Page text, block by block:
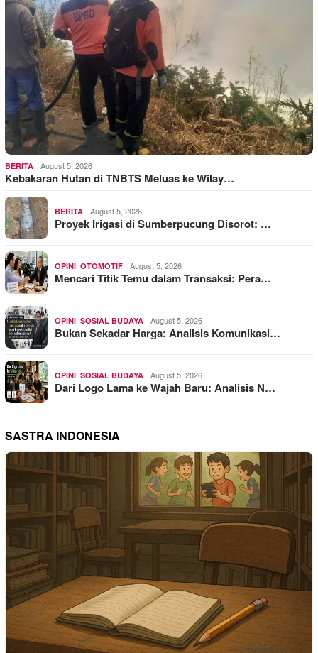
BERITA August 5, 2026
Kebakaran Hutan di TNBTS Meluas ke Wilay…
BERITA August 5, 2026
Proyek Irigasi di Sumberpucung Disorot: …
OPINI OTOMOTIF August 5, 2026
Mencari Titik Temu dalam Transaksi: Pera…
OPINI SOSIAL BUDAYA August 5, 2026
Bukan Sekadar Harga: Analisis Komunikasi…
OPINI SOSIAL BUDAYA August 5, 2026
Dari Logo Lama ke Wajah Baru: Analisis N…
SASTRA INDONESIA